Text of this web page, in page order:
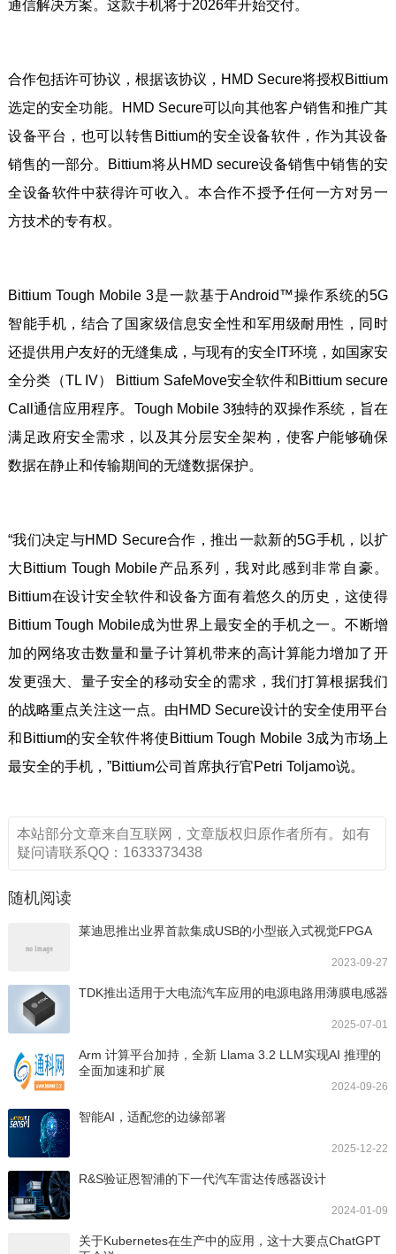
通信解决方案。这款手机将于2026年开始交付。
合作包括许可协议，根据该协议，HMD Secure将授权Bittium
选定的安全功能。HMD Secure可以向其他客户销售和推广其
设备平台，也可以转售Bittium的安全设备软件，作为其设备
销售的一部分。Bittium将从HMD secure设备销售中销售的安
全设备软件中获得许可收入。本合作不授予任何一方对另一
方技术的专有权。
Bittium Tough Mobile 3是一款基于Android™操作系统的5G
智能手机，结合了国家级信息安全性和军用级耐用性，同时
还提供用户友好的无缝集成，与现有的安全IT环境，如国家安
全分类（TL IV） Bittium SafeMove安全软件和Bittium secure
Call通信应用程序。Tough Mobile 3独特的双操作系统，旨在
满足政府安全需求，以及其分层安全架构，使客户能够确保
数据在静止和传输期间的无缝数据保护。
“我们决定与HMD Secure合作，推出一款新的5G手机，以扩
大Bittium Tough Mobile产品系列，我对此感到非常自豪。
Bittium在设计安全软件和设备方面有着悠久的历史，这使得
Bittium Tough Mobile成为世界上最安全的手机之一。不断增
加的网络攻击数量和量子计算机带来的高计算能力增加了开
发更强大、量子安全的移动安全的需求，我们打算根据我们
的战略重点关注这一点。由HMD Secure设计的安全使用平台
和Bittium的安全软件将使Bittium Tough Mobile 3成为市场上
最安全的手机，”Bittium公司首席执行官Petri Toljamo说。
本站部分文章来自互联网，文章版权归原作者所有。如有
疑问请联系QQ：1633373438
随机阅读
莱迪思推出业界首款集成USB的小型嵌入式视觉FPGA
2023-09-27
TDK推出适用于大电流汽车应用的电源电路用薄膜电感器
2025-07-01
Arm 计算平台加持，全新 Llama 3.2 LLM实现AI 推理的
全面加速和扩展
2024-09-26
智能AI，适配您的边缘部署
2025-12-22
R&S验证恩智浦的下一代汽车雷达传感器设计
2024-01-09
关于Kubernetes在生产中的应用，这十大要点ChatGPT